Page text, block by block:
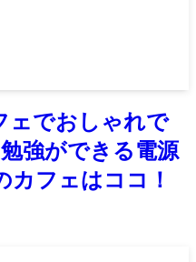
ェでおしゃれで
強ができる電源
カフェはココ！